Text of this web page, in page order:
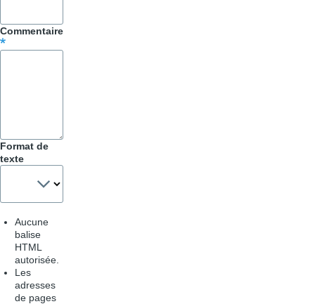
Astuces
Commentaire
Format de
texte
Aucune
balise
HTML
autorisée.
Les
adresses
de pages